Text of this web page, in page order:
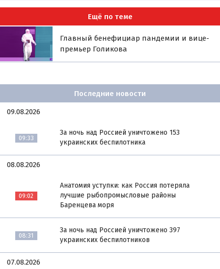
Ещё по теме
Главный бенефициар пандемии и вице-
премьер Голикова
Последние новости
09.08.2026
09:33
За ночь над Россией уничтожено 153
украинских беспилотника
08.08.2026
09:02
Анатомия уступки: как Россия потеряла
лучшие рыбопромысловые районы
Баренцева моря
08:31
За ночь над Россией уничтожено 397
украинских беспилотников
07.08.2026